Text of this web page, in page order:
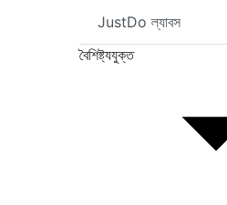
JustDo ল্যাবস
বৈশিষ্ট্যযুক্ত